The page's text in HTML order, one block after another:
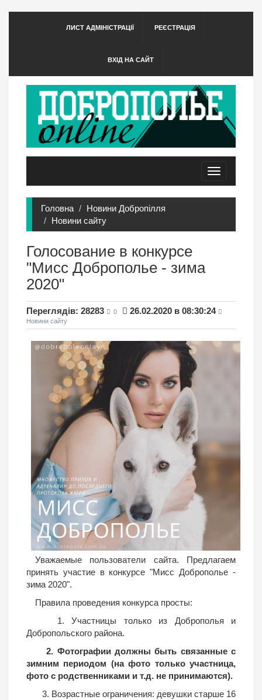
ЛИСТ АДМІНІСТРАЦІЇ РЕЄСТРАЦІЯ
ВХІД НА САЙТ
Toggle
navigation
Головна
Новини Добропілля
Новини сайту
Голосование в конкурсе
"Мисс Доброполье - зима
2020"
Переглядів: 28283 0 26.02.2020 в 08:30:24
Новини сайту
Уважаемые пользователи сайта. Предлагаем
принять участие в конкурсе "Мисс Доброполье -
зима 2020".
Правила проведения конкурса просты:
1. Участницы только из Доброполья и
Добропольского района.
2. Фотографии должны быть связанные с
зимним периодом (на фото только участница,
фото с родственниками и т.д. не принимаются).
3. Возрастные ограничения: девушки старше 16